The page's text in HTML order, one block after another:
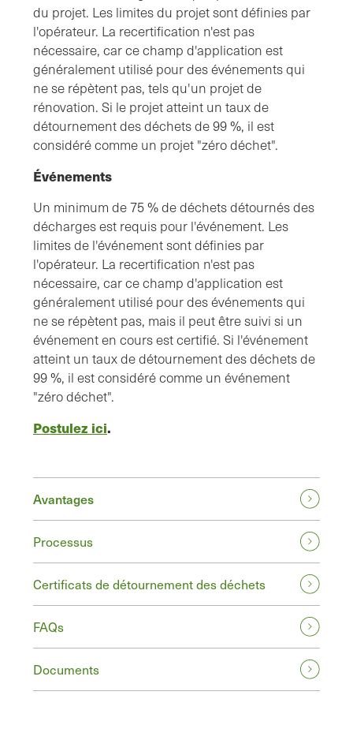
du projet. Les limites du projet sont définies par
l'opérateur. La recertification n'est pas
nécessaire, car ce champ d'application est
généralement utilisé pour des événements qui
ne se répètent pas, tels qu'un projet de
rénovation. Si le projet atteint un taux de
détournement des déchets de 99 %, il est
considéré comme un projet "zéro déchet".
Événements
Un minimum de 75 % de déchets détournés des
décharges est requis pour l'événement. Les
limites de l'événement sont définies par
l'opérateur. La recertification n'est pas
nécessaire, car ce champ d'application est
généralement utilisé pour des événements qui
ne se répètent pas, mais il peut être suivi si un
événement en cours est certifié. Si l'événement
atteint un taux de détournement des déchets de
99 %, il est considéré comme un événement
"zéro déchet".
Postulez ici.
Avantages
Processus
Certificats de détournement des déchets
FAQs
Documents